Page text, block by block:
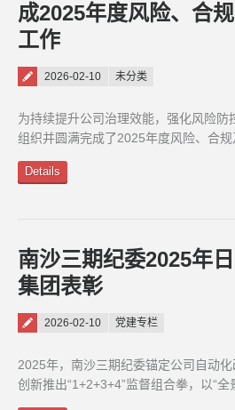
成2025年度风险、合
工作
Posted on
2026-02-10 未分类
为持续提升公司治理效能，强化风险防
组织并圆满完成了2025年度风险、合
Details
南沙三期纪委2025年
集团表彰
Posted on
2026-02-10 党建专栏
2025年，南沙三期纪委锚定公司自动化
创新推出“1+2+3+4”监督组合拳，以“